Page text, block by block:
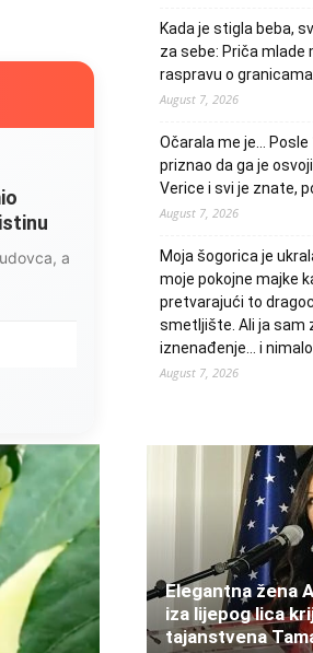
a
Kada je stigla beba,
za sebe: Priča mlade
raspravu o
August 7, 2026
Očarala me je… Posle
priznao da ga je
Verice i svi je znate,
August 7, 2026
Moja šogorica je
moje pokojne majke
pretvarajući to
smetljište. Ali ja sam
iznenađenje… i nimalo
August 7, 2026
Elegantna žena
iza lijepog lica
tajanstvena